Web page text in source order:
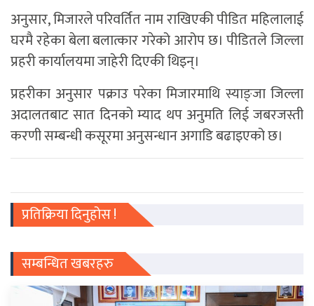
अनुसार, मिजारले परिवर्तित नाम राखिएकी पीडित महिलालाई
घरमै रहेका बेला बलात्कार गरेको आरोप छ। पीडितले जिल्ला
प्रहरी कार्यालयमा जाहेरी दिएकी थिइन्।
प्रहरीका अनुसार पक्राउ परेका मिजारमाथि स्याङ्जा जिल्ला
अदालतबाट सात दिनको म्याद थप अनुमति लिई जबरजस्ती
करणी सम्बन्धी कसूरमा अनुसन्धान अगाडि बढाइएको छ।
प्रतिक्रिया दिनुहोस !
सम्बन्धित खबरहरु